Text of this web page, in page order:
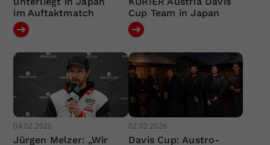
im Auftaktmatch
Cup Team in Japan
04.02.2026
Jürgen Melzer: „Wir
02.02.2026
Davis Cup: Austro-